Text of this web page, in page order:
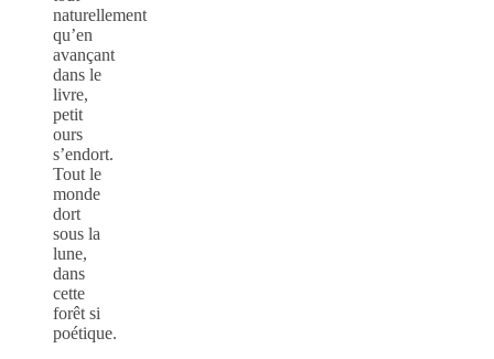
naturellement
qu’en
avançant
dans le
livre,
petit
ours
s’endort.
Tout le
monde
dort
sous la
lune,
dans
cette
forêt si
poétique.